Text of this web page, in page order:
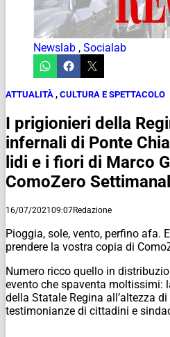
Newslab , Socialab
ATTUALITÀ , CULTURA E SPETTACOLO
I prigionieri della
infernali di Ponte
lidi e i fiori di Marco
ComoZero
16/07/202109:07Redazione
Pioggia, sole, vento, perfino afa.
prendere la vostra copia di
Numero ricco quello in
evento che spaventa moltissimi:
della Statale Regina all’altezza
testimonianze di cittadini e